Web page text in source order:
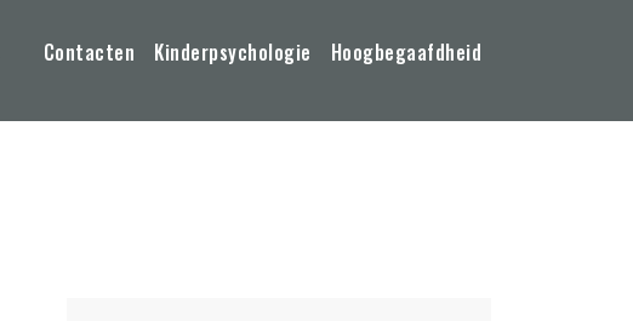
Contacten Kinderpsychologie Hoogbegaafdheid